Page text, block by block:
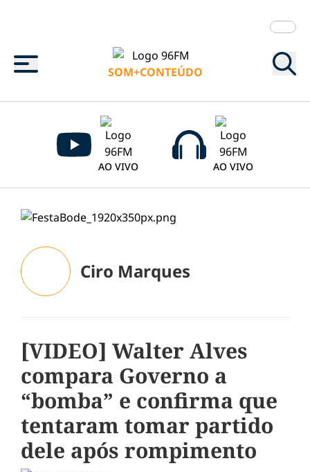
Menu
SOM+CONTEÚDO
AO VIVO AO VIVO
Ciro Marques
[VIDEO] Walter Alves
compara Governo a
“bomba” e confirma que
tentaram tomar partido
dele após rompimento